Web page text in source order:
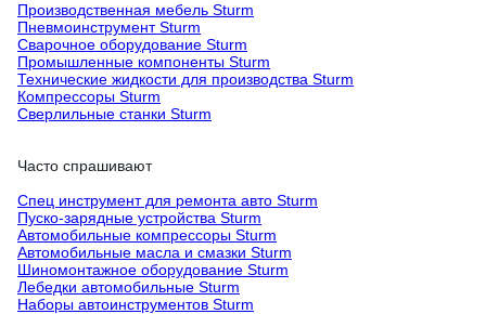
Производственная мебель Sturm
Пневмоинструмент Sturm
Сварочное оборудование Sturm
Промышленные компоненты Sturm
Технические жидкости для производства Sturm
Компрессоры Sturm
Сверлильные станки Sturm
Часто спрашивают
Спец инструмент для ремонта авто Sturm
Пуско-зарядные устройства Sturm
Автомобильные компрессоры Sturm
Автомобильные масла и смазки Sturm
Шиномонтажное оборудование Sturm
Лебедки автомобильные Sturm
Наборы автоинструментов Sturm